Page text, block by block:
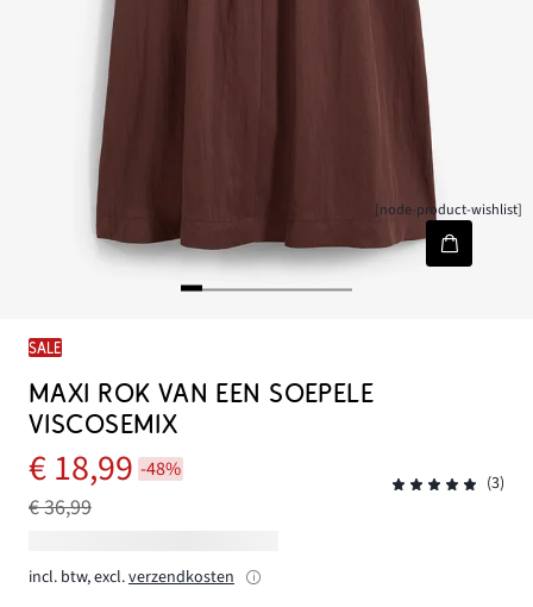
[node-product-wishlist]
SALE
MAXI ROK VAN EEN SOEPELE
VISCOSEMIX
€ 18,99 -48%
€ 36,99
(3)
incl. btw, excl.verzendkosten